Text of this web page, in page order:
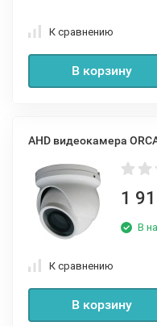
К сравнению
В корзину
AHD видеокамера
1
В
К сравнению
В корзину